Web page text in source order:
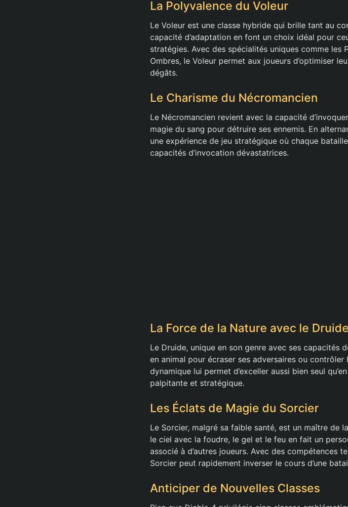
La Polyvalence du Voleur
Le Voleur est une classe hybride qui brille tant au
capacité d’adaptation en font un choix idéal pour
stratégies. Avec des spécialités uniques comme les
Ombres, le Voleur permet aux joueurs d’optimiser
dégâts.
Le Charisme du Nécromancien
Le Nécromancien revient avec la capacité
magie du sang pour détruire ses ennemis. En
une expérience de jeu stratégique où chaque
capacités d’invocation dévastatrices.
La Force de la Nature avec le Druide
Le Druide, unique en son genre avec ses capacités
en animal pour écraser ses adversaires ou contrôler
dynamique lui permet d’exceller aussi bien seul
palpitante et stratégique.
Les Éclats de Magie du Sorcier
Le Sorcier, malgré sa faible santé, est un maître de
le ciel avec la foudre, le gel et le feu en fait un
associé à d’autres joueurs. Avec des compétences
Sorcier peut rapidement inverser le cours d’une
Anticiper de Nouvelles Classes